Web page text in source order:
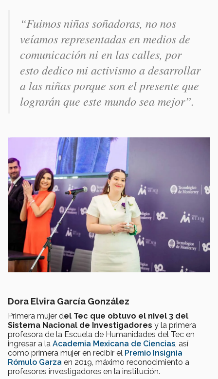
“Fuimos niñas soñadoras, no nos
veíamos representadas en medios de
comunicación ni en las calles, por
esto dedico mi activismo a desarrollar
a las niñas porque son el presente que
lograrán que este mundo sea mejor”.
Dora Elvira García González
Primera mujer del Tec que obtuvo el nivel 3 del
Sistema Nacional de Investigadores y la primera
profesora de la Escuela de Humanidades del Tec en
ingresar a la Academia Mexicana de Ciencias, así
como primera mujer en recibir el Premio Insignia
Rómulo Garza en 2019, máximo reconocimiento a
profesores investigadores en la institución.